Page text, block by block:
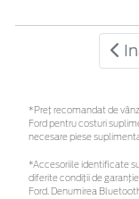
*Preţ recomandat de
Ford pentru costuri
necesare piese
*Accesoriile identificate
diferite condiții de
Ford. Denumirea